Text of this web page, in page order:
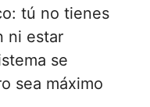
tú no tienes
ni estar
se
sea máximo